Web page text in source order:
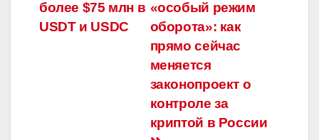
записям
«особый режим
оборота»: как
прямо сейчас
меняется
законопроект о
контроле за
криптой в России
более $75 млн в
USDT и USDC